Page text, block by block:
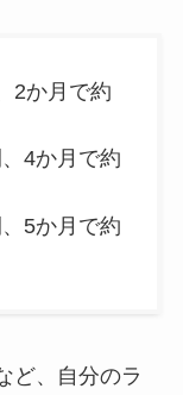
2か月で約
4か月で約
5か月で約
ど、自分のラ